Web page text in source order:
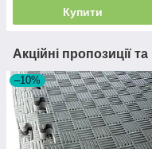
Купити
Акційні пропозиції
–10%